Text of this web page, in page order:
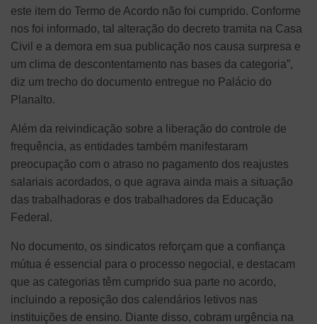
este item do Termo de Acordo não foi cumprido. Conforme
nos foi informado, tal alteração do decreto tramita na Casa
Civil e a demora em sua publicação nos causa surpresa e
um clima de descontentamento nas bases da categoria”,
diz um trecho do documento entregue no Palácio do
Planalto.
Além da reivindicação sobre a liberação do controle de
frequência, as entidades também manifestaram
preocupação com o atraso no pagamento dos reajustes
salariais acordados, o que agrava ainda mais a situação
das trabalhadoras e dos trabalhadores da Educação
Federal.
No documento, os sindicatos reforçam que a confiança
mútua é essencial para o processo negocial, e destacam
que as categorias têm cumprido sua parte no acordo,
incluindo a reposição dos calendários letivos nas
instituições de ensino. Diante disso, cobram urgência na